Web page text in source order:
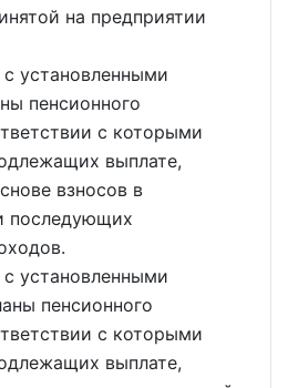
на предприятии
установленными
пенсионного
с которыми
выплате,
взносов в
последующих
установленными
пенсионного
с которыми
выплате,